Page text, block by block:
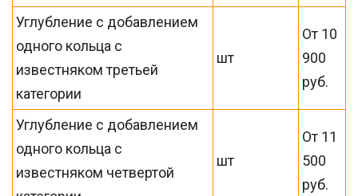
Углубление с добавлением
одного кольца с
известняком третьей
категории
шт
От 10
900
руб.
Углубление с добавлением
одного кольца с
известняком четвертой
шт
От 11
500
руб.